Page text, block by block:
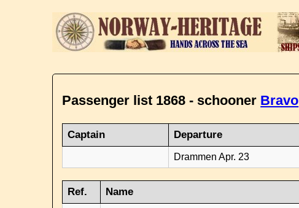
Passenger list 1868 - schooner Bravo
Captain Departure
Drammen Apr. 23
Ref. Name